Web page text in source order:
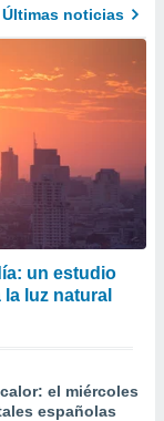
Últimas noticias
un estudio
luz natural
el miércoles
españolas